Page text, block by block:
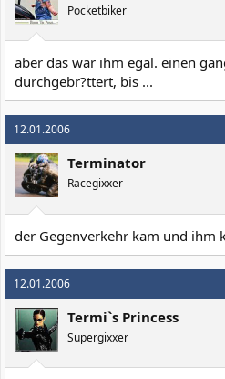
Pocketbiker
aber das war ihm egal. einen
durchgebr?ttert, bis ...
12.01.2006
Terminator
Racegixxer
der Gegenverkehr kam und ihm
12.01.2006
Termi`s Princess
Supergixxer